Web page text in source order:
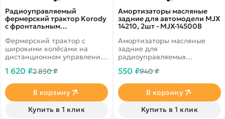
Радиоуправляемый
фермерский трактор Korody
с фронтальным
колеса 1/24 2.4G 6CH RTR -
KR6631K
Фермерский трактор с
широкими колёсами на
дистанционном управлении
масштабе 1/24. В комплекте
1 620 ₽2 850 ₽
В корзину
Купить в 1 клик
Амортизаторы масляные
задние для автомодели MJX
14210, 2шт - MJX-14500B
Амортизаторы масляные
задние для
радиоуправляемых
14210 масштаба 1/14.
550 ₽940 ₽
В корзину
Купить в 1 клик